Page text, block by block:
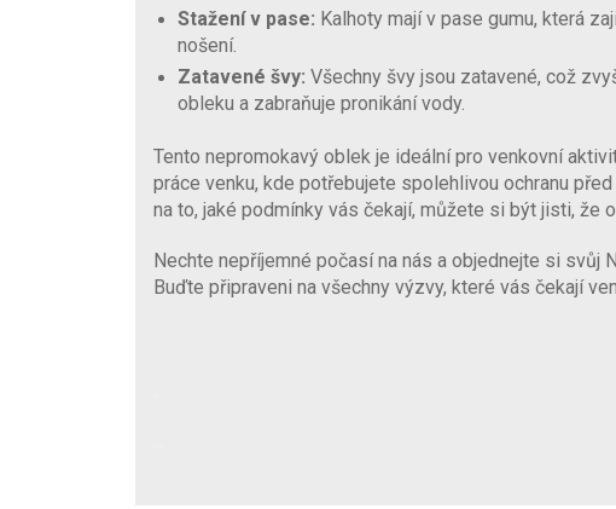
Stažení v pase: Kalhoty mají v pase gumu, která
nošení.
Zatavené švy: Všechny švy jsou zatavené, což
obleku a zabraňuje pronikání vody.
Tento nepromokavý oblek je ideální pro venkovní
práce venku, kde potřebujete spolehlivou ochranu
na to, jaké podmínky vás čekají, můžete si být jisti, že
Nechte nepříjemné počasí na nás a objednejte si svůj
Buďte připraveni na všechny výzvy, které vás čekají